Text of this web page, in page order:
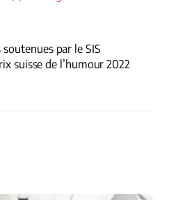
par le SIS
suisse de l’humour 2022